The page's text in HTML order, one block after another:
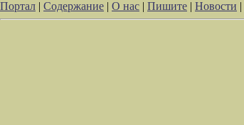
Портал | Содержание | О нас | Пишите | Новости |